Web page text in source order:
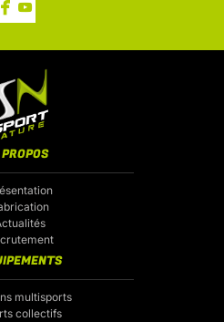
multisports
collectifs